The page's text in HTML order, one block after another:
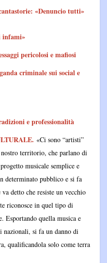
«Denuncio tutti»
infami»
pericolosi e mafiosi
criminale sui social e
e professionalità
«Ci sono “artisti”
territorio, che parlano di
musicale semplice e
determinato pubblico e si fa
detto che resiste un vecchio
riconosce in quel tipo di
Esportando quella musica e
nazionali, si fa un danno di
qualificandola solo come terra